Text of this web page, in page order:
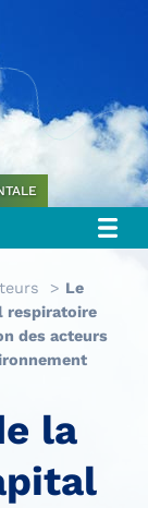
Le
respiratoire
des acteurs
la